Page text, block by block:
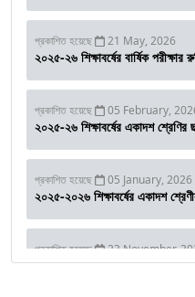
প্রকাশিত হয়েছে 21 May, 2026
২০২৫-২৬ শিক্ষাবর্ষের বার্ষিক পরীক্ষার
প্রকাশিত হয়েছে 05 February,
২০২৫-২৬ শিক্ষাবর্ষের একাদশ শ্রেণির
প্রকাশিত হয়েছে 05 January, 2026
২০২৫-২০২৬ শিক্ষাবর্ষের একাদশ
প্রকাশিত হয়েছে 23 November,
২০২৫-২০২৬ শিক্ষাবর্ষের মাসিক